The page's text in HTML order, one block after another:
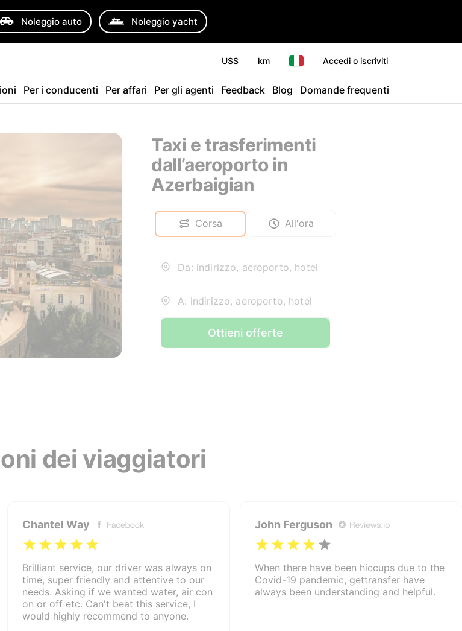
Noleggio auto Noleggio yacht
US$ km Accedi o iscriviti
Per i conducenti Per affari Per gli agenti Feedback Blog Domande frequenti
Taxi e trasferimenti
dall’aeroporto in
Azerbaigian
Corsa All'ora
Da: indirizzo, aeroporto, hotel
A: indirizzo, aeroporto, hotel
Ottieni offerte
dei viaggiatori
Chantel Way
Brilliant service, our driver was always on
time, super friendly and attentive to our
needs. Asking if we wanted water, air con
on or off etc. Can't beat this service, I
would highly recommend to anyone.
John Ferguson
When there have been hiccups due to the
Covid-19 pandemic, gettransfer have
always been understanding and helpful.